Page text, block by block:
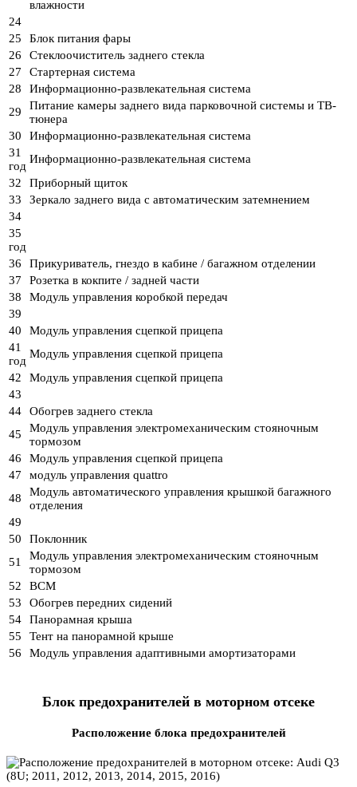
влажности
24
25
Блок питания фары
26
Стеклоочиститель заднего стекла
27
Стартерная система
28
Информационно-развлекательная система
29
Питание камеры заднего вида парковочной системы и ТВ-
тюнера
30
Информационно-развлекательная система
31
год
Информационно-развлекательная система
32
Приборный щиток
33
Зеркало заднего вида с автоматическим затемнением
34
35
год
36
Прикуриватель, гнездо в кабине / багажном отделении
37
Розетка в кокпите / задней части
38
Модуль управления коробкой передач
39
40
Модуль управления сцепкой прицепа
41
год
Модуль управления сцепкой прицепа
42
Модуль управления сцепкой прицепа
43
44
Обогрев заднего стекла
45
Модуль управления электромеханическим стояночным
тормозом
46
Модуль управления сцепкой прицепа
47
модуль управления quattro
48
Модуль автоматического управления крышкой багажного
отделения
49
50
Поклонник
51
Модуль управления электромеханическим стояночным
тормозом
52
BCM
53
Обогрев передних сидений
54
Панорамная крыша
55
Тент на панорамной крыше
56
Модуль управления адаптивными амортизаторами
Блок предохранителей в моторном отсеке
Расположение блока предохранителей